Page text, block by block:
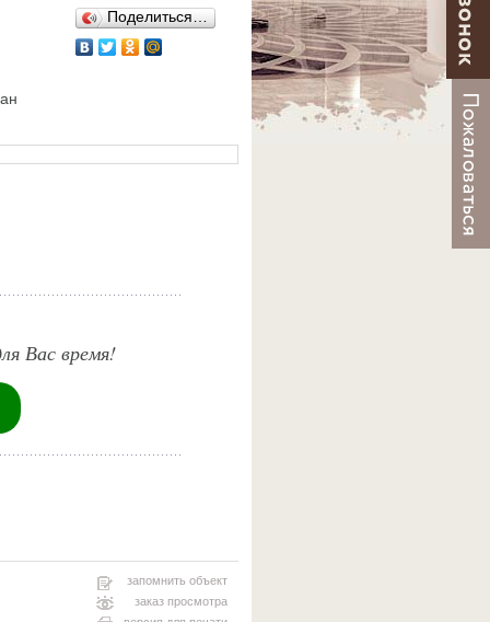
Поделиться…
Вас время!
запомнить объект
заказ просмотра